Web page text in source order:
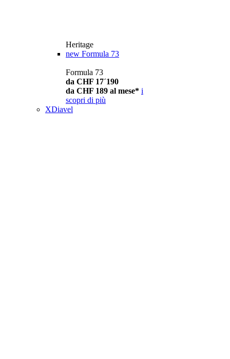
Heritage
new Formula 73
Formula 73
da CHF 17´190
da CHF 189 al mese* i
scopri di più
XDiavel